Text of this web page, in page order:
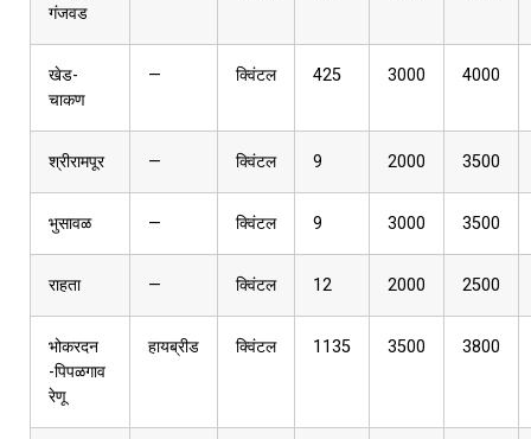
गंजवड
खेड-
चाकण
— क्विंटल 425 3000 4000
श्रीरामपूर — क्विंटल 9 2000 3500
भुसावळ — क्विंटल 9 3000 3500
राहता — क्विंटल 12 2000 2500
भोकरदन
-पिपळगाव
रेणू
हायब्रीड क्विंटल 1135 3500 3800